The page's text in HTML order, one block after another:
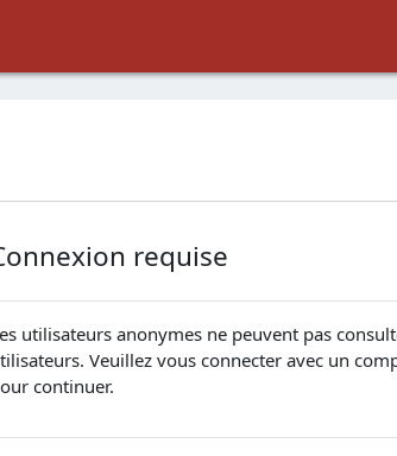
requise
utilisateurs anonymes ne peuvent pas
Veuillez vous connecter avec un
continuer.